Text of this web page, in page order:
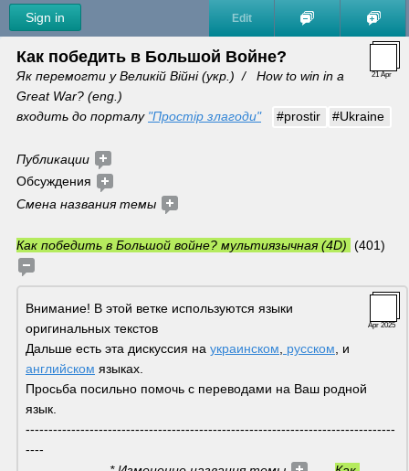
Sign in Edit
21 Apr
Как победить в Большой Войне?
Як перемогти у Великій Війні (укр.)  /   How to win in a
Great War? (eng.)
входить до порталу "Простір злагоди" #prostir #Ukraine
Публикации
Обсуждения
Смена названия темы
Как победить в Большой войне? мультиязычная (4D) (401)
Apr 2025
Внимание! В этой ветке используются языки
оригинальных текстов
Дальше есть эта дискуссия на украинском русском
английском языках.
Просьба посильно помочь с переводами на Ваш родной
язык.
---------------------------------------------------------------------------------
----